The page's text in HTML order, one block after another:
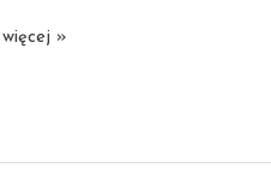
Z wizytą
więcej »